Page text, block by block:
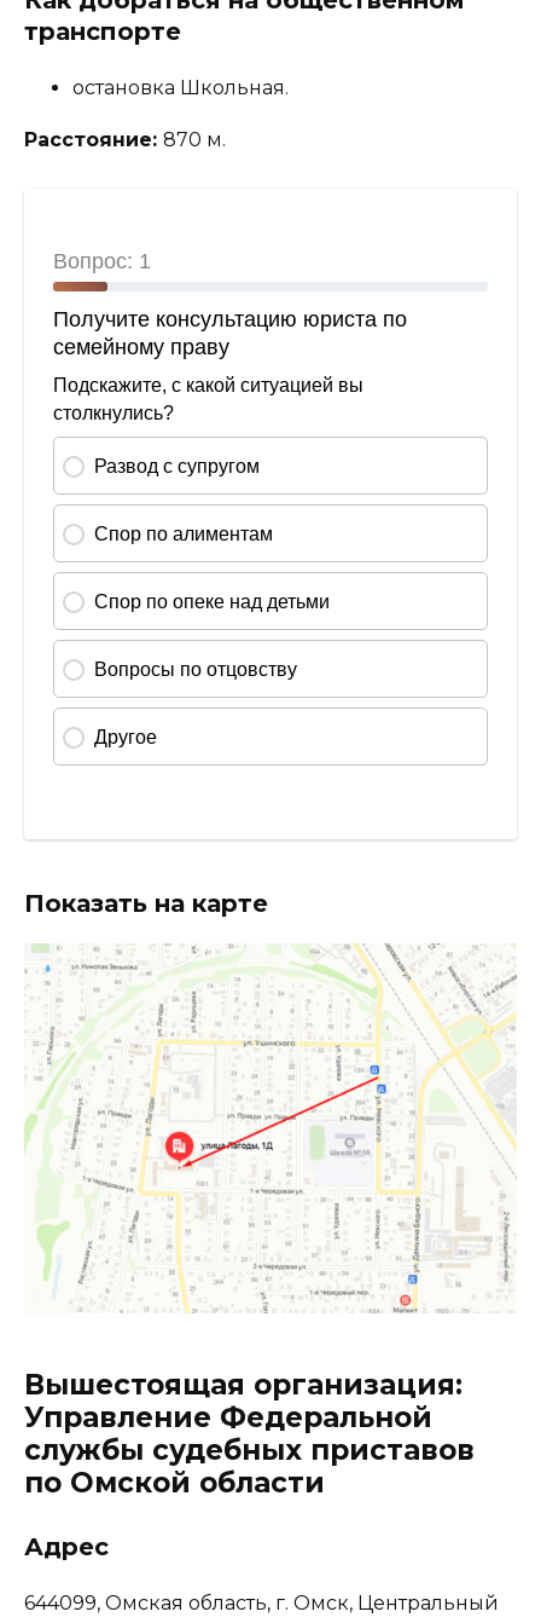
транспорте
остановка Школьная.
Расстояние: 870 м.
Показать на карте
Вышестоящая организация:
Управление Федеральной
службы судебных приставов
по Омской области
Адрес
644099, Омская область, г. Омск, Центральный